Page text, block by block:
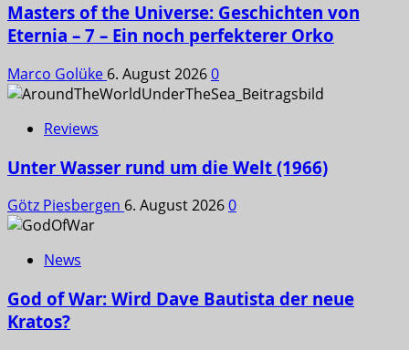
Masters of the Universe: Geschichten von
Eternia – 7 – Ein noch perfekterer Orko
Marco Golüke 6. August 20260
Reviews
Unter Wasser rund um die Welt (1966)
Götz Piesbergen 6. August 20260
News
God of War: Wird Dave Bautista der neue
Kratos?